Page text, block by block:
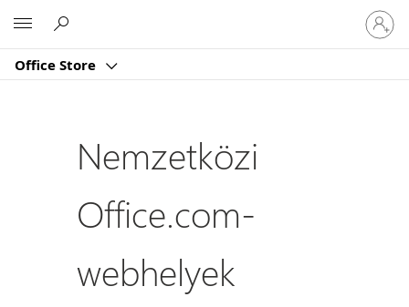
Office Store
be
a
Nemzetközi
Office.com-
webhelyek